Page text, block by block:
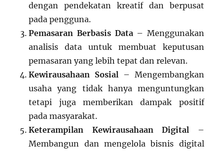
dengan pendekatan kreatif dan berpusat
pada pengguna.
Pemasaran Berbasis Data– Menggunakan
analisis data untuk membuat keputusan
pemasaran yang lebih tepat dan relevan.
Kewirausahaan Sosial – Mengembangkan
usaha yang tidak hanya menguntungkan
tetapi juga memberikan dampak positif
pada masyarakat.
Keterampilan Kewirausahaan Digital –
Membangun dan mengelola bisnis digital